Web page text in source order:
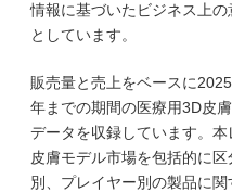
情報に基づいたビジネス上
としています。
販売量と売上をベースに
年までの期間の医療用3D皮
データを収録しています。
皮膚モデル市場を包括的に
別、プレイヤー別の製品に